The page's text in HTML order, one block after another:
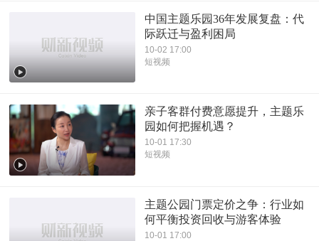
中国主题乐园36年发展复盘：代
际跃迁与盈利困局
10-02 17:00
短视频
亲子客群付费意愿提升，主题乐
园如何把握机遇？
10-01 17:30
短视频
主题公园门票定价之争：行业如
何平衡投资回收与游客体验
10-01 17:00